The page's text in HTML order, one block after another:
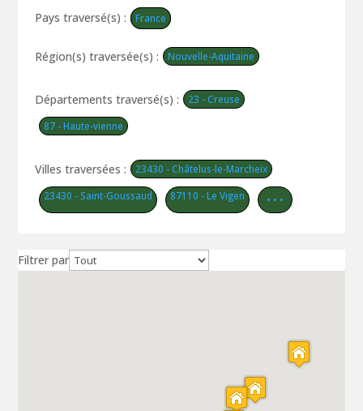
Pays traversé(s) : France
Région(s) traversée(s) : Nouvelle-Aquitaine
Départements traversé(s) : 23 - Creuse
87 - Haute-vienne
Villes traversées : 23430 - Châtelus-le-Marcheix
23430 - Saint-Goussaud 87110 - Le Vigen • • •
Filtrer par